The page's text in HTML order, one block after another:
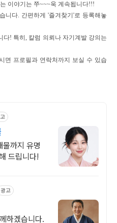
이야기는 쭈~~~욱 계속됩니다!!!
니다. 간편하게 '즐겨찾기'로 등록해놓
다! 특히, 칼럼 의뢰나 자기계발 강의는
면 프로필과 연락처까지 보실 수 있습
물까지 유명
드립니다!
광고
하겠습니다.